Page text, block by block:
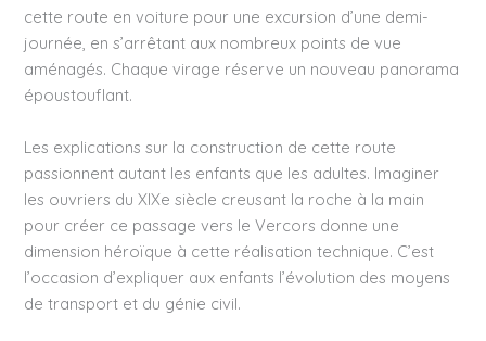
cette route en voiture pour une excursion d’une demi-
journée, en s’arrêtant aux nombreux points de vue
aménagés. Chaque virage réserve un nouveau panorama
époustouflant.
Les explications sur la construction de cette route
passionnent autant les enfants que les adultes. Imaginer
les ouvriers du XIXe siècle creusant la roche à la main
pour créer ce passage vers le Vercors donne une
dimension héroïque à cette réalisation technique. C’est
l’occasion d’expliquer aux enfants l’évolution des moyens
de transport et du génie civil.